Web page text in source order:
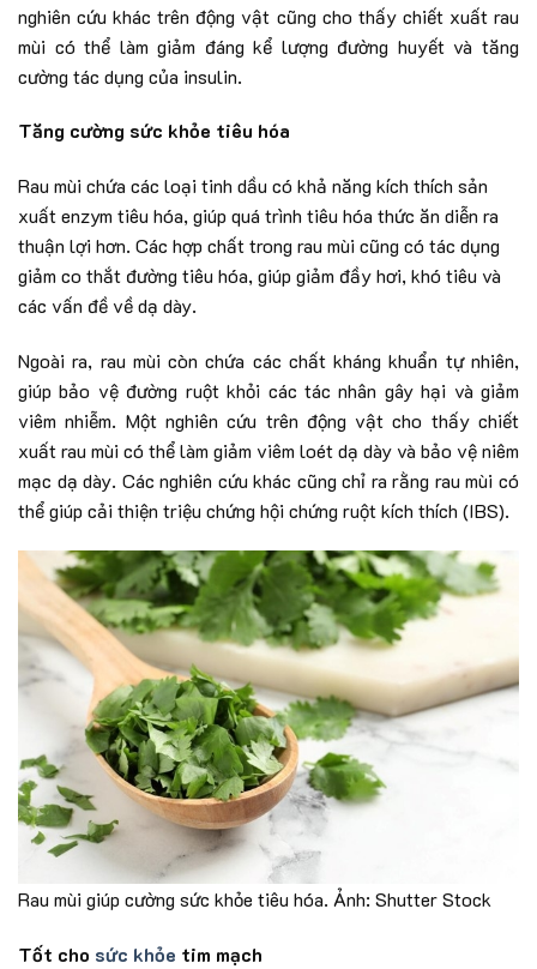
nghiên cứu khác trên động vật cũng cho thấy chiết xuất rau
mùi có thể làm giảm đáng kể lượng đường huyết và tăng
cường tác dụng của insulin.
Tăng cường sức khỏe tiêu hóa
Rau mùi chứa các loại tinh dầu có khả năng kích thích sản
xuất enzym tiêu hóa, giúp quá trình tiêu hóa thức ăn diễn ra
thuận lợi hơn. Các hợp chất trong rau mùi cũng có tác dụng
giảm co thắt đường tiêu hóa, giúp giảm đầy hơi, khó tiêu và
các vấn đề về dạ dày.
Ngoài ra, rau mùi còn chứa các chất kháng khuẩn tự nhiên,
giúp bảo vệ đường ruột khỏi các tác nhân gây hại và giảm
viêm nhiễm. Một nghiên cứu trên động vật cho thấy chiết
xuất rau mùi có thể làm giảm viêm loét dạ dày và bảo vệ niêm
mạc dạ dày. Các nghiên cứu khác cũng chỉ ra rằng rau mùi có
thể giúp cải thiện triệu chứng hội chứng ruột kích thích (IBS).
Rau mùi giúp cường sức khỏe tiêu hóa. Ảnh: Shutter Stock
Tốt cho sức khỏe tim mạch